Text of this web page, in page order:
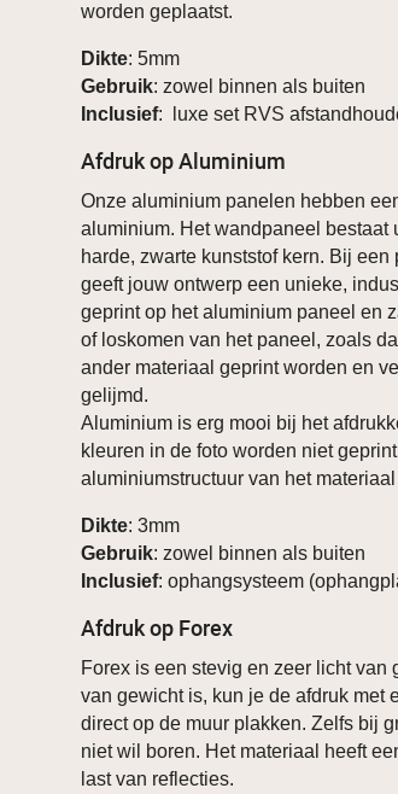
worden geplaatst.
Dikte: 5mm
Gebruik: zowel binnen als buiten
Inclusief: luxe set RVS
Afdruk op Aluminium
Onze aluminium panelen hebben
aluminium. Het wandpaneel bestaat
harde, zwarte kunststof kern. Bij
geeft jouw ontwerp een unieke,
geprint op het aluminium paneel en
of loskomen van het paneel, zoals
ander materiaal geprint worden en
gelijmd.
Aluminium is erg mooi bij het
kleuren in de foto worden niet
aluminiumstructuur van het
Dikte: 3mm
Gebruik: zowel binnen als buiten
Inclusief: ophangsysteem
Afdruk op Forex
Forex is een stevig en zeer licht
van gewicht is, kun je de afdruk met
direct op de muur plakken. Zelfs bij
niet wil boren. Het materiaal heeft
last van reflecties.